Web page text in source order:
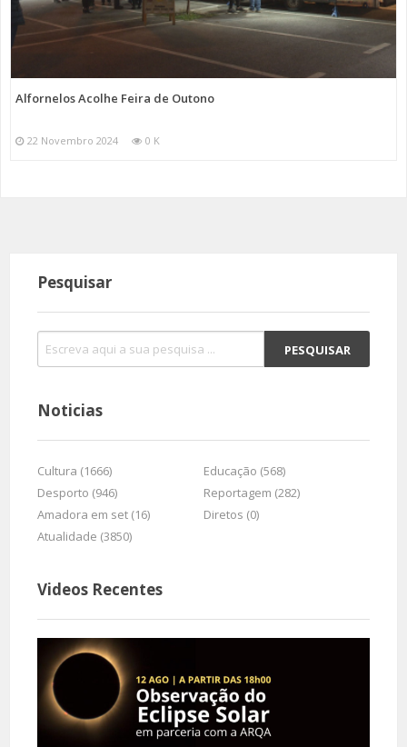
Alfornelos Acolhe Feira de Outono
22 Novembro 2024 0 K
Pesquisar
Noticias
Cultura (1666)
Educação (568)
Desporto (946)
Reportagem (282)
Amadora em set (16)
Diretos (0)
Atualidade (3850)
Videos Recentes